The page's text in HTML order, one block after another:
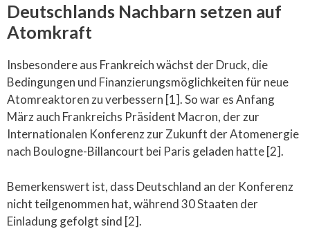
Deutschlands Nachbarn setzen auf
Atomkraft
Insbesondere aus Frankreich wächst der Druck, die
Bedingungen und Finanzierungsmöglichkeiten für neue
Atomreaktoren zu verbessern [1]. So war es Anfang
März auch Frankreichs Präsident Macron, der zur
Internationalen Konferenz zur Zukunft der Atomenergie
nach Boulogne-Billancourt bei Paris geladen hatte [2].
Bemerkenswert ist, dass Deutschland an der Konferenz
nicht teilgenommen hat, während 30 Staaten der
Einladung gefolgt sind [2].